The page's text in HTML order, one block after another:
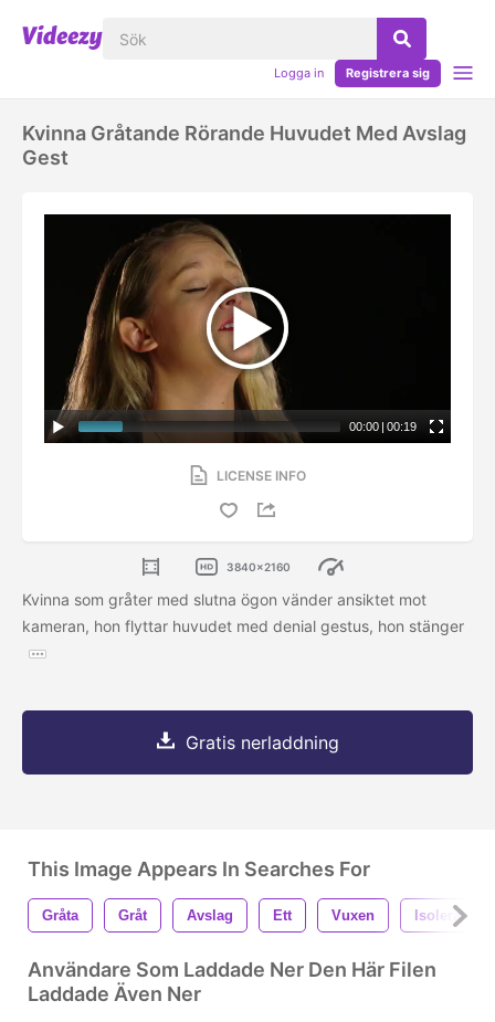
Logga in Registrera sig
Kvinna Gråtande Rörande Huvudet Med Avslag
Gest
00:00 | 00:19
LICENSE INFO
3840x2160
Kvinna som gråter med slutna ögon vänder ansiktet mot
kameran, hon flyttar huvudet med denial gestus, hon stänger
Gratis nerladdning
This Image Appears In Searches For
Gråta Gråt Avslag Ett Vuxen Isolerat
Användare Som Laddade Ner Den Här Filen
Laddade Även Ner